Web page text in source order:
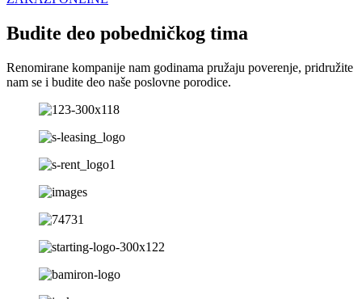
Budite deo pobedničkog tima
Renomirane kompanije nam godinama pružaju poverenje, pridružite
nam se i budite deo naše poslovne porodice.